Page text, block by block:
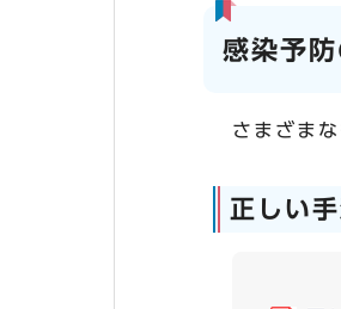
感染予
さまざま
正しい